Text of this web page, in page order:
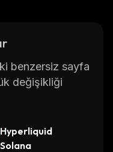
benzersiz sayfa
değişikliği
Hyperliquid
Solana